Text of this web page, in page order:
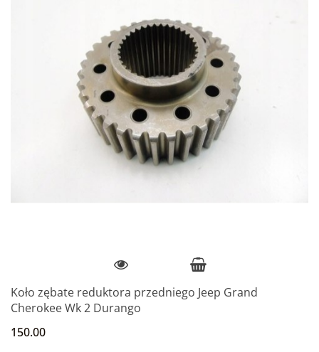
Koło zębate reduktora przedniego Jeep Grand
Cherokee Wk 2 Durango
150.00